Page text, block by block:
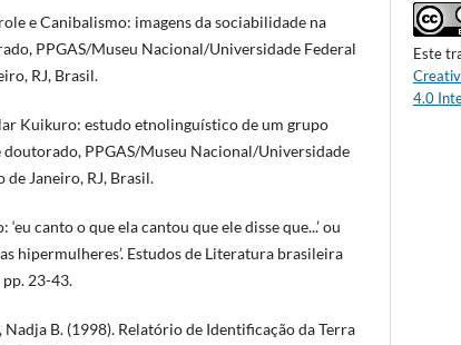
e Canibalismo: imagens da sociabilidade na
PPGAS/Museu Nacional/Universidade Federal
RJ, Brasil.
Kuikuro: estudo etnolinguístico de um grupo
doutorado, PPGAS/Museu Nacional/Universidade
de Janeiro, RJ, Brasil.
‘eu canto o que ela cantou que ele disse que...’ ou
hipermulheres’. Estudos de Literatura brasileira
23-43.
B. (1998). Relatório de Identificação da Terra
Este
4.0